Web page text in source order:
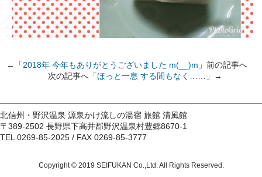
←「2018年 今年もありがとうございました m(__)m 」前の記事へ
次の記事へ「ほっと一息 する間もなく…… 」→
北信州・野沢温泉 源泉かけ流しの湯宿 旅館 清風館
〒389-2502 長野県下高井郡野沢温泉村豊郷8670-1
TEL 0269-85-2025 / FAX 0269-85-3777
Copyright © 2019 SEIFUKAN Co.,Ltd. All Rights Reserved.